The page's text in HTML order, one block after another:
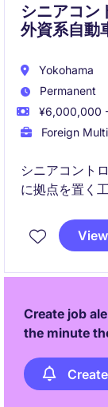
シニアコン
外資系自動
Yokohama
Permanent
¥6,000,000
Foreign
シニアコント
に拠点を置く
通じて、組織
担います。
Create job
the minute